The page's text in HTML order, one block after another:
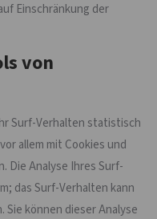
Einschränkung der
von
Surf-Verhalten statistisch
allem mit Cookies und
Die Analyse Ihres Surf-
das Surf-Verhalten kann
können dieser Analyse